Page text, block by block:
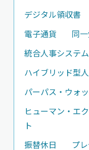
デジタル領収書
電子通貨
同
統合人事システム
ハイブリッド型
パーパス・ウォ
ヒューマン・エ
ト
振替休日
プ